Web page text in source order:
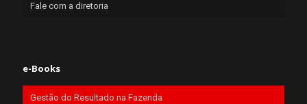
Fale com a diretoria
e-Books
Gestão do Resultado na Fazenda